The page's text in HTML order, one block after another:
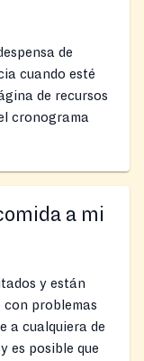
de
cuando esté
de recursos
cronograma
a mi
y están
con problemas
a cualquiera de
es posible que